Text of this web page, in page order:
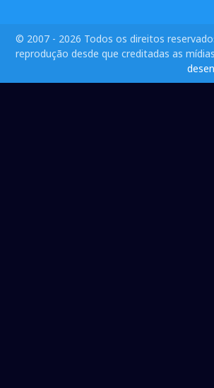
© 2007 - 2026 Todos os direitos
reprodução desde que creditadas as